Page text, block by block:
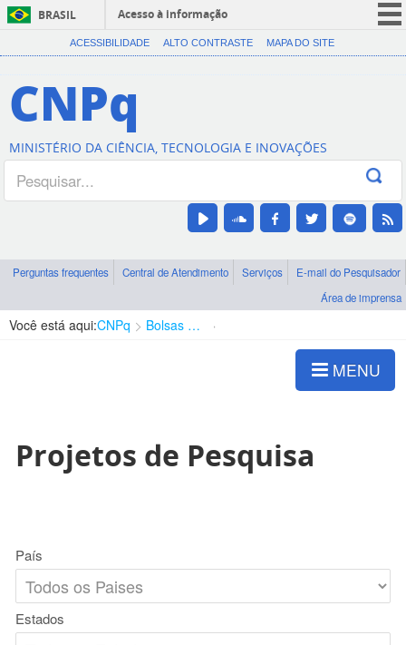
BRASIL
Acesso à informação
CORONAVÍRUS (COVID-19)
Canais
ACESSIBILIDADE ALTO CONTRASTE MAPA DO SITE
CNPq
MINISTÉRIO DA CIÊNCIA, TECNOLOGIA E INOVAÇÕES
Perguntas frequentes Central de Atendimento Serviços
E-mail do Pesquisador
Área de imprensa
Você está aqui:CNPq Bolsas e Auxílios Vigentes
MENU
Projetos de Pesquisa
País
Estados